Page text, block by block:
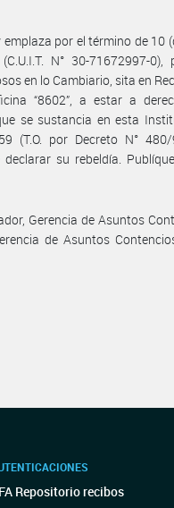
por el término de 10
N° 30-71672997-0),
en lo Cambiario, sita en
“8602”, a estar a
se sustancia en esta
(T.O. por Decreto N°
su rebeldía.
Gerencia de Asuntos
de Asuntos
Repositorio recibos